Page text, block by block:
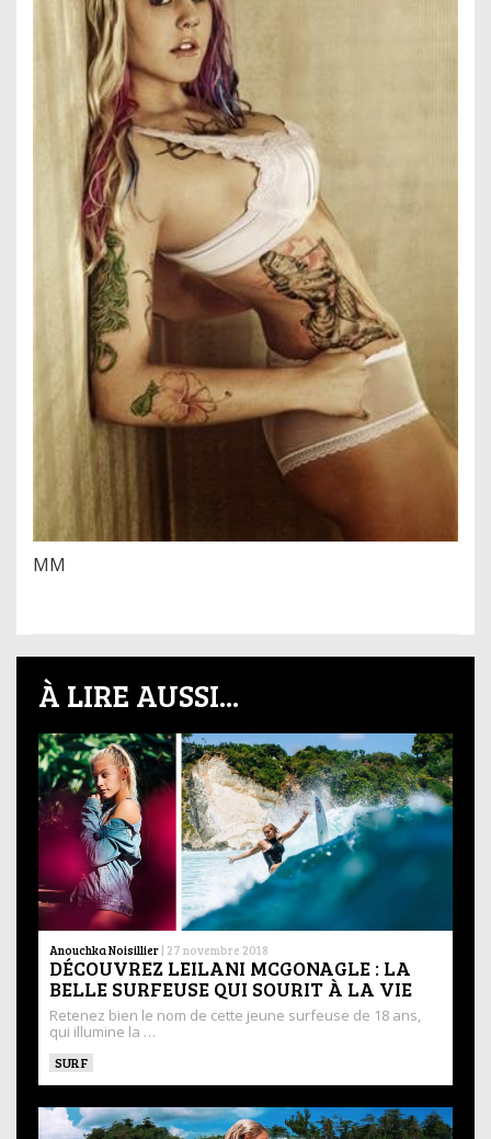
MM
À LIRE AUSSI...
Anouchka Noisillier | 27 novembre 2018
DÉCOUVREZ LEILANI MCGONAGLE : LA
BELLE SURFEUSE QUI SOURIT À LA VIE
Retenez bien le nom de cette jeune surfeuse de 18 ans,
qui illumine la …
SURF